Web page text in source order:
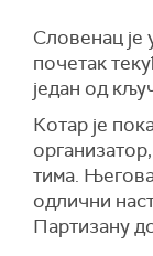
Словенац је
почетак
један од
Котар је
тима.
одлични
Партизану